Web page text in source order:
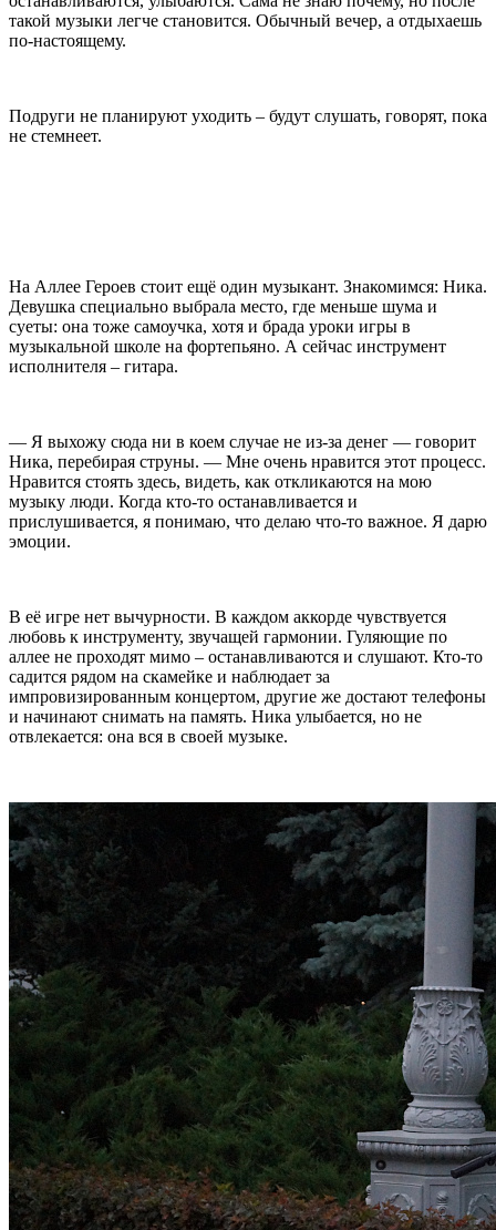
такой музыки легче становится. Обычный вечер, а отдыхаешь
по-настоящему.
Подруги не планируют уходить – будут слушать, говорят, пока
не стемнеет.
На Аллее Героев стоит ещё один музыкант. Знакомимся: Ника.
Девушка специально выбрала место, где меньше шума и
суеты: она тоже самоучка, хотя и брада уроки игры в
музыкальной школе на фортепьяно. А сейчас инструмент
исполнителя – гитара.
— Я выхожу сюда ни в коем случае не из-за денег — говорит
Ника, перебирая струны. — Мне очень нравится этот процесс.
Нравится стоять здесь, видеть, как откликаются на мою
музыку люди. Когда кто-то останавливается и
прислушивается, я понимаю, что делаю что-то важное. Я дарю
эмоции.
В её игре нет вычурности. В каждом аккорде чувствуется
любовь к инструменту, звучащей гармонии. Гуляющие по
аллее не проходят мимо – останавливаются и слушают. Кто-то
садится рядом на скамейке и наблюдает за
импровизированным концертом, другие же достают телефоны
и начинают снимать на память. Ника улыбается, но не
отвлекается: она вся в своей музыке.